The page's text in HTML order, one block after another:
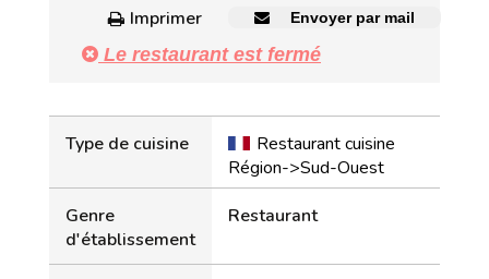
Imprimer
Envoyer par mail
Le restaurant est fermé
Type de cuisine
Restaurant cuisine
Région->Sud-Ouest
Genre
d'établissement
Restaurant